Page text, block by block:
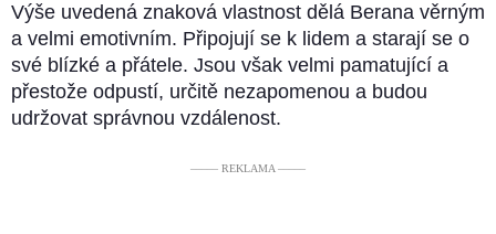
Výše uvedená znaková vlastnost dělá Berana věrným
a velmi emotivním. Připojují se k lidem a starají se o
své blízké a přátele. Jsou však velmi pamatující a
přestože odpustí, určitě nezapomenou a budou
udržovat správnou vzdálenost.
––––– REKLAMA –––––